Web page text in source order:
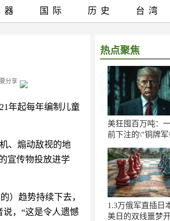
分享
年起每年编制儿童
、煽动敌视的地
宣传物投放进学
）趋势持续下去，
，“这是令人遗憾
热点聚焦
美狂囤百万吨：
前下注的\"铜牌
1.3万俄军直插日
美日的双线噩梦
器 国际 历史 台湾